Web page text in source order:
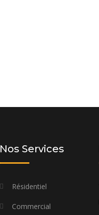
Nos Services
Résidentiel
Commercial